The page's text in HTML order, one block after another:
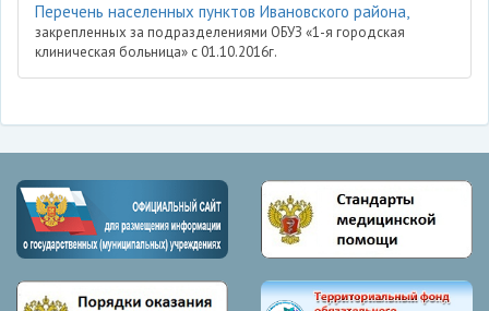
Перечень населенных пунктов Ивановского района,
закрепленных за подразделениями ОБУЗ «1-я городская
клиническая больница» с 01.10.2016г.